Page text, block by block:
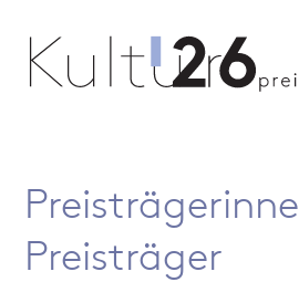
Preisträger